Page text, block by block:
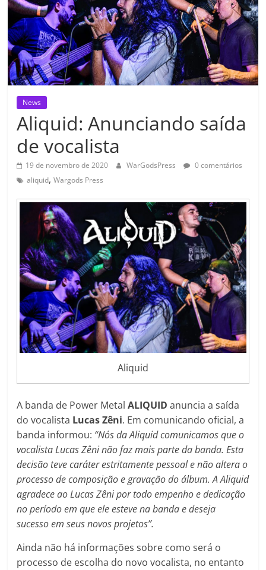
News
Aliquid: Anunciando saída
de vocalista
19 de novembro de 2020 WarGodsPress
0 comentários
aliquid,Wargods Press
Aliquid
A banda de Power MetalALIQUID anuncia a saída
do vocalista Lucas Zêni. Em comunicando oficial, a
banda informou: “Nós da Aliquid comunicamos que o
vocalista Lucas Zêni não faz mais parte da banda. Esta
decisão teve caráter estritamente pessoal e não altera o
processo de composição e gravação do álbum. A Aliquid
agradece ao Lucas Zêni por todo empenho e dedicação
no período em que ele esteve na banda e deseja
sucesso em seus novos projetos”.
Ainda não há informações sobre como será o
processo de escolha do novo vocalista, no entanto